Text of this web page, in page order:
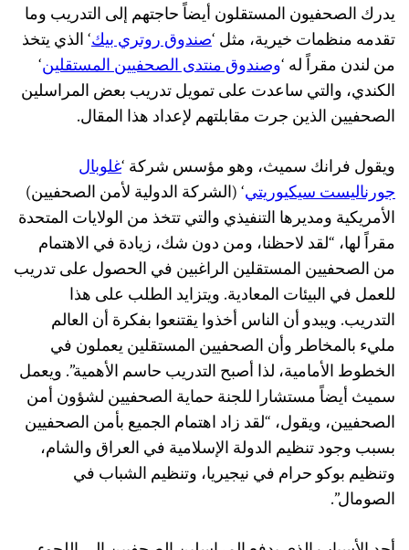
يدرك الصحفيون المستقلون أيضاً حاجتهم إلى التدريب وما
تقدمه منظمات خيرية، مثل ‘صندوق روتري بيك‘ الذي يتخذ
من لندن مقراً له ‘وصندوق منتدى الصحفيين المستقلين‘
الكندي، والتي ساعدت على تمويل تدريب بعض المراسلين
الصحفيين الذين جرت مقابلتهم لإعداد هذا المقال.
ويقول فرانك سميث، وهو مؤسس شركة ‘غلوبال
جورناليست سيكيوريتي‘ (الشركة الدولية لأمن الصحفيين)
الأمريكية ومديرها التنفيذي والتي تتخذ من الولايات المتحدة
مقراً لها، “لقد لاحظنا، ومن دون شك، زيادة في الاهتمام
من الصحفيين المستقلين الراغبين في الحصول على تدريب
للعمل في البيئات المعادية. ويتزايد الطلب على هذا
التدريب. ويبدو أن الناس أخذوا يقتنعوا بفكرة أن العالم
مليء بالمخاطر وأن الصحفيين المستقلين يعملون في
الخطوط الأمامية، لذا أصبح التدريب حاسم الأهمية”. ويعمل
سميث أيضاً مستشارا للجنة حماية الصحفيين لشؤون أمن
الصحفيين، ويقول، “لقد زاد اهتمام الجميع بأمن الصحفيين
بسبب وجود تنظيم الدولة الإسلامية في العراق والشام،
وتنظيم بوكو حرام في نيجيريا، وتنظيم الشباب في
الصومال”.